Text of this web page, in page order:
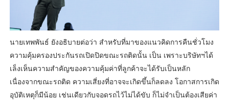
นายเทพพันธ์ ยังอธิบายต่อว่า สำหรับที่มาของแนวคิดการคืนชั่วโมง
ความคุ้มครองประกันรถเปิดปิดขณะรถติดนั้น เป็น เพราะบริษัทฯได้
เล็งเห็นความสำคัญของความคุ้มค่าที่ลูกค้าจะได้รับเป็นหลัก
เนื่องจากขณะรถติด ความเสี่ยงที่อาจจะเกิดขึ้นก็ลดลง โอกาสการเกิด
อุบัติเหตุก็มีน้อย เช่นเดียวกับจอดรถไว้ไม่ได้ขับ ก็ไม่จำเป็นต้องเสียค่า